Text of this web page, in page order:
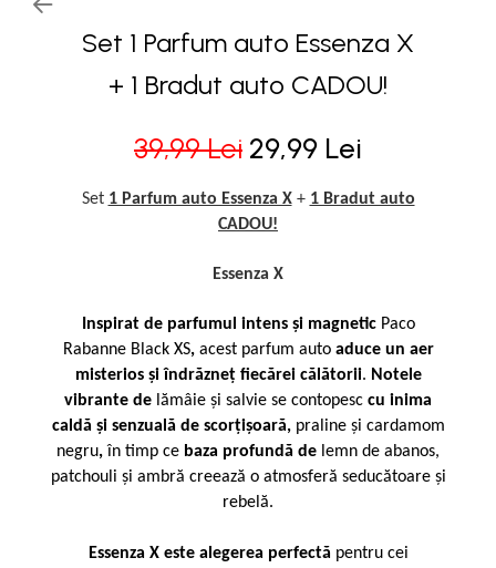
Set 1 Parfum auto Essenza X
+ 1 Bradut auto CADOU!
39,99 Lei 29,99 Lei
Set 1 Parfum auto Essenza X+ 1 Bradut auto
CADOU!
Essenza X
Inspirat de parfumul intens și magneticPaco
Rabanne Black XS,acest parfum auto aduce un aer
misterios și îndrăzneț fiecărei călătorii. Notele
vibrante de lămâie și salvie se contopesc cu inima
caldă și senzuală de scorțișoară,praline și cardamom
negru,în timp ce baza profundă de lemn de abanos,
patchouli și ambră creează o atmosferă seducătoare și
rebelă.
Essenza X este alegerea perfectă pentru cei